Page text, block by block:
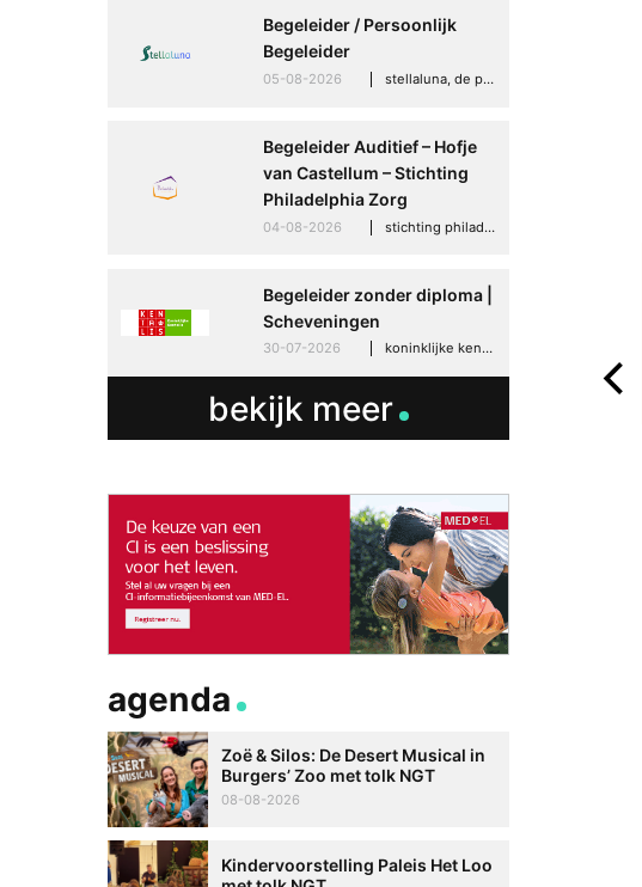
Enquête: denk mee over AI
en de toekomst van
schrijftolken
Begeleider / Persoonlijk
Begeleider
05-08-2026 stellaluna, de punt (drenthe)
Begeleider Auditief – Hofje
van Castellum – Stichting
Philadelphia Zorg
04-08-2026 stichting philadelphia zorg, den haag
Begeleider zonder diploma |
Scheveningen
30-07-2026 koninklijke kentalis, scheveningen
bekijk meer
agenda
Zoë & Silos: De Desert Musical in
Burgers’ Zoo met tolk NGT
08-08-2026
Kindervoorstelling Paleis Het Loo